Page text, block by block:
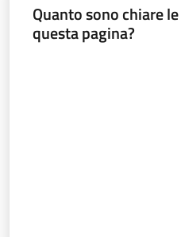
sicurezza
Quanto sono chiare
questa pagina?